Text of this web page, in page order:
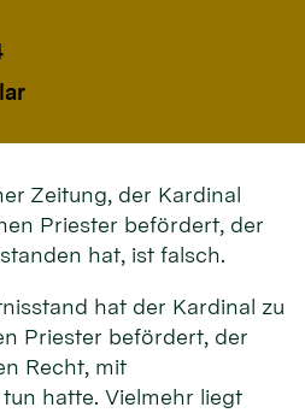
Zeitung, der Kardinal
Priester befördert, der
hat, ist falsch.
hat der Kardinal zu
Priester befördert, der
Recht, mit
hatte. Vielmehr liegt